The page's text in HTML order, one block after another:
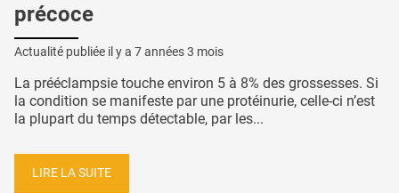
précoce
Actualité publiée il y a 7 années 3 mois
La prééclampsie touche environ 5 à 8% des grossesses. Si
la condition se manifeste par une protéinurie, celle-ci n’est
la plupart du temps détectable, par les...
LIRE LA SUITE